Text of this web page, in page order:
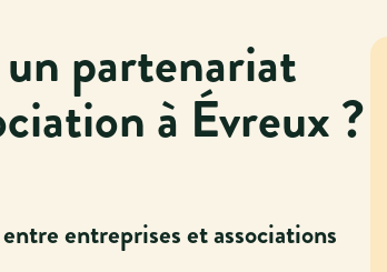
partenariat
à Évreux ?
entreprises et associations